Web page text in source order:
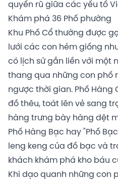
quyến rũ giữa các yếu tố
Khám phá 36 Phố phường
Khu Phố Cổ thường được
lưới các con hẻm giống
có lịch sử gắn liền với một
thang qua những con phố
ngược thời gian. Phố Hàng
đồ thêu, toát lên vẻ sang
hàng trưng bày hàng dệt
Phố Hàng Bạc hay "Phố
leng keng của đồ bạc và
khách khám phá kho báu
Khi dạo quanh những con